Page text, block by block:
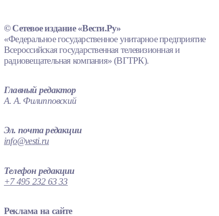
© Сетевое издание «Вести.Ру»
«Федеральное государственное унитарное предприятие
Всероссийская государственная телевизионная и
радиовещательная компания» (ВГТРК).
Главный редактор
А. А. Филипповский
Эл. почта редакции
info@vesti.ru
Телефон редакции
+7 495 232 63 33
Реклама на сайте